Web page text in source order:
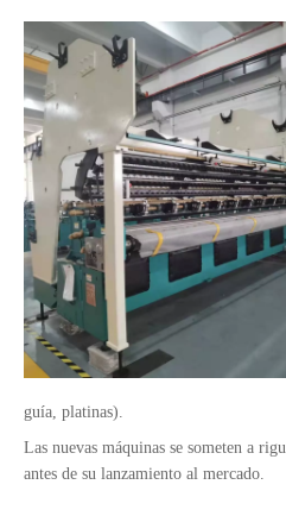
guía, platinas).
Las nuevas máquinas se someten a
antes de su lanzamiento al mercado.